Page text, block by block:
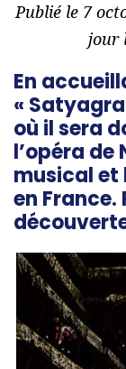
Publié le 7
jour
En
«
où il sera
l’opéra de
musical et
en France.